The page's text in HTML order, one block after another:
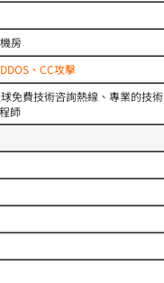
房
、CC攻擊
免費技術咨詢熱線、專業的技術
師